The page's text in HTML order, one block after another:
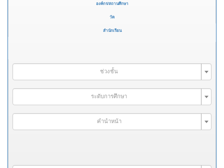
องค์กร/สถานศึกษา
วัด
สำนักเรียน
ช่วงชั้น
ระดับการศึกษา
คำนำหน้า